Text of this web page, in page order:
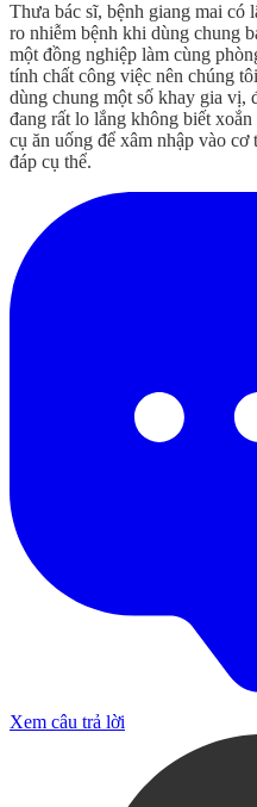
Thưa bác sĩ, bệnh giang mai có
ro nhiễm bệnh khi dùng chung
một đồng nghiệp làm cùng
tính chất công việc nên chúng
dùng chung một số khay gia vị,
đang rất lo lắng không biết
cụ ăn uống để xâm nhập vào
đáp cụ thể.
Xem câu trả lời